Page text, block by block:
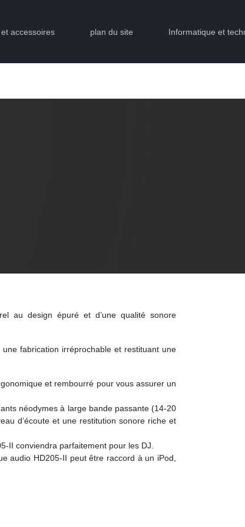
accessoires plan du site Informatique et
au design épuré et d’une qualité sonore
fabrication irréprochable et restituant une
et rembourré pour vous assurer un
néodymes à large bande passante (14-20
d’écoute et une restitution sonore riche et
II conviendra parfaitement pour les DJ.
audio HD205-II peut être raccord à un iPod,